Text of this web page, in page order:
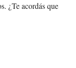
¿Te acordás que